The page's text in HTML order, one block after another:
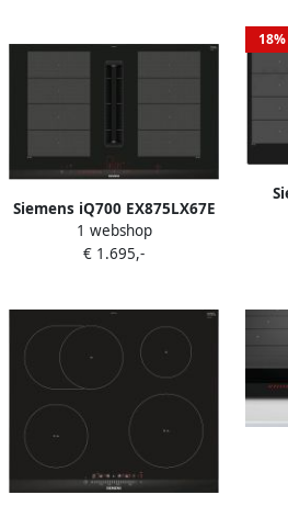
Siemens iQ700 EX875LX67E
kookplaat Zwart
Roestvrijstaal Ingebouwd
1 webshop
€ 1.695,-
18%